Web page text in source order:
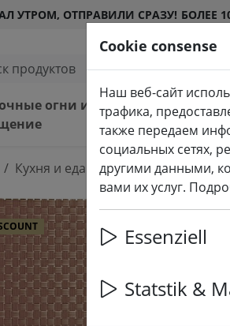
УТРОМ, ОТПРАВИЛИ СРАЗУ! БОЛЕЕ
продуктов
огни и
Кухня и еда Кухонные
Cookie consense
Наш веб-сайт
трафика,
также передаем
социальных сетях,
другими данными,
вами их услуг.
Essenziell
Statstik &